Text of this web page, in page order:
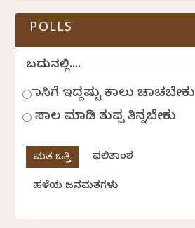
POLLS
ಬದುಕಿನಲ್ಲಿ....
ಹಾಸಿಗೆ ಇದ್ದಷ್ಟು ಕಾಲು ಚಾಚಬೇಕು
ಸಾಲ ಮಾಡಿ ತುಪ್ಪ ತಿನ್ನಬೇಕು
ಫಲಿತಾಂಶ
ಹಳೆಯ ಜನಮತಗಳು